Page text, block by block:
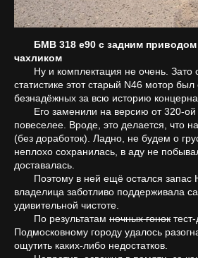
БМВ 318 е90 с задним
чахликом
Ну и комплектация не очень. Зато
статистике этот старый N46 мотор
безнадёжных за всю историю
Его заменили на версию от 320-
повеселее. Вроде, это делается, что
(без доработок). Ладно, не будем о
неплохо сохранилась, в аду не
доставалась.
Поэтому в ней ещё остался запас
владелица заботливо поддерживала
удивительной чистоте.
По результатам ночных гонок
Подмосковному городу удалось
ощутить каких-либо недостатков.